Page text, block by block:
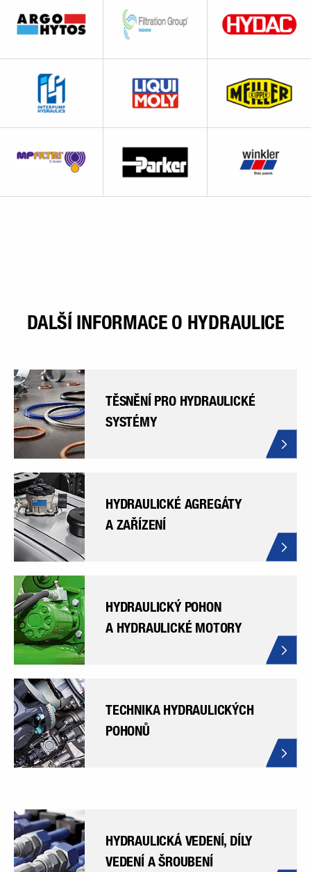
DALŠÍ INFORMACE O HYDRAULICE
TĚSNĚNÍ PRO HYDRAULICKÉ
SYSTÉMY
HYDRAULICKÉ AGREGÁTY
A ZAŘÍZENÍ
HYDRAULICKÝ POHON
A HYDRAULICKÉ MOTORY
TECHNIKA HYDRAULICKÝCH
POHONŮ
HYDRAULICKÁ VEDENÍ, DÍLY
VEDENÍ A ŠROUBENÍ